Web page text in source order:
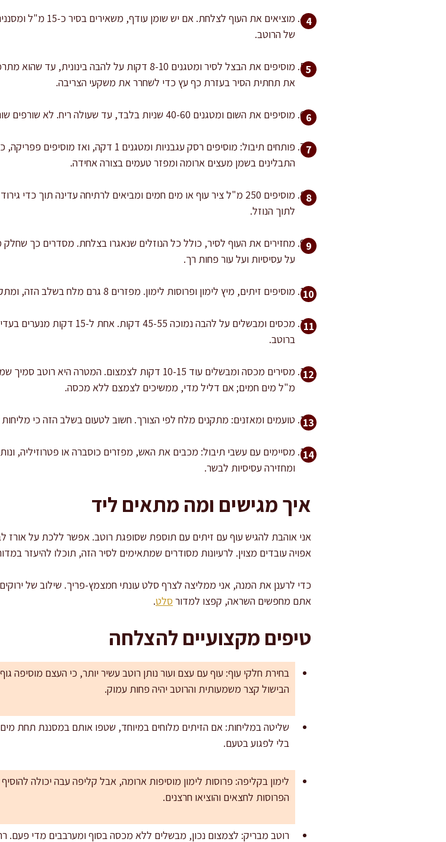
מוציאים את העוף
של הרוטב.
מוסיפים את הבצל לסיר ומטגנים 8-10 דקות על
את תחתית הסיר בעזרת כף עץ כדי לשחרר את משקעי הצריבה.
מוסיפים את השום ומטגנים 40-60 שניות בלבד, עד שעולה ריח. לא שורפים שום כי הוא הופך מריר.
התבלינים בשמן מעצים ארומה ומפזר טעמים בצורה אחידה.
מוסיפים 250 מ"ל ציר עוף או מים חמים ומביאים לרתיחה עדינה תוך
לתוך הנוזל.
מחזירים את העוף לסיר, כולל כל הנוזלים שנאגרו בצלחת. מסדרים כך
על עסיסיות ועל עור פחות רך.
מוסיפים זיתים, מיץ לימון ופרוסות לימון. מפזרים 8 גרם מלח בשלב הזה, ומתקנים סופית רק בסוף כדי לא להמליח יתר על המידה.
מכסים ומבשלים על להבה נמוכה
ברוטב.
מ"ל מים חמים; אם דליל מדי, ממשיכים לצמצם ללא מכסה.
טועמים ומאזנים: מתקנים מלח לפי הצורך. חשוב לטעום בשלב הזה כי מליחות
ומחזירה עסיסיות לבשר.
איך מגישים ומה מתאים ליד
אני אוהבת להגיש עוף עם זיתים עם תוספת שסופגת רוטב. אפשר ללכת על אורז
אפויה עובדים מצוין. לרעיונות מסודרים שמתאימים לסיר הזה, תוכלו להיעזר
כדי לרענן את המנה, אני ממליצה לצרף סלט עונתי חמצמץ-פריך. שילוב של
אתם מחפשים השראה, קפצו למדור סלט.
טיפים מקצועיים להצלחה
בחירת חלקי עוף: עוף עם עצם ועור נותן רוטב עשיר יותר, כי העצם מוסיפה
הבישול קצר משמעותית והרוטב יהיה פחות עמוק.
בלי לפגוע בטעם.
לימון בקליפה: פרוסות לימון מוסיפות ארומה, אבל קליפה עבה יכולה
הפרוסות לחצאים והוציאו חרצנים.
רוטב מבריק: לצמצום נכון, מבשלים ללא מכסה בסוף ומערבבים מדי